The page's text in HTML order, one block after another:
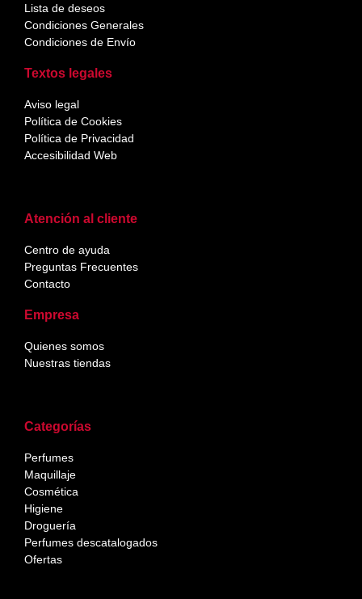
Categorías
Perfumes
Maquillaje
Cosmética
Higiene
Droguería
Perfumes descatalogados
Ofertas
Atención al cliente
Centro de ayuda
Preguntas Frecuentes
Contacto
Empresa
Quienes somos
Nuestras tiendas
Lista de deseos
Condiciones Generales
Condiciones de Envío
Textos legales
Aviso legal
Política de Cookies
Política de Privacidad
Accesibilidad Web